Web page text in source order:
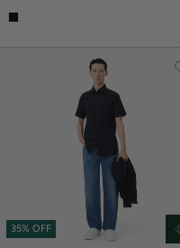
35% OFF